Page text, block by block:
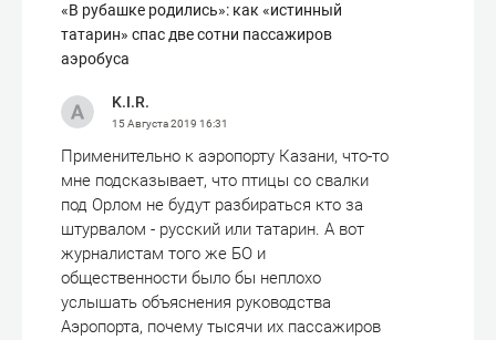
«В рубашке родились»: как «истинный
татарин» спас две сотни пассажиров
аэробуса
K.I.R.
15 Августа 2019 16:31
Применительно к аэропорту Казани, что-то
мне подсказывает, что птицы со свалки
под Орлом не будут разбираться кто за
штурвалом - русский или татарин. А вот
журналистам того же БО и
общественности было бы неплохо
услышать объяснения руководства
Аэропорта, почему тысячи их пассажиров